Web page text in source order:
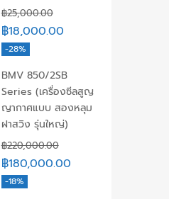
฿25,000.00
฿18,000.00
-28%
BMV 850/2SB
Series (เครื่องซีลสูญ
ญากาศแบบ สองหลุม
ฝาสวิง รุ่นใหญ่)
฿220,000.00
฿180,000.00
-18%